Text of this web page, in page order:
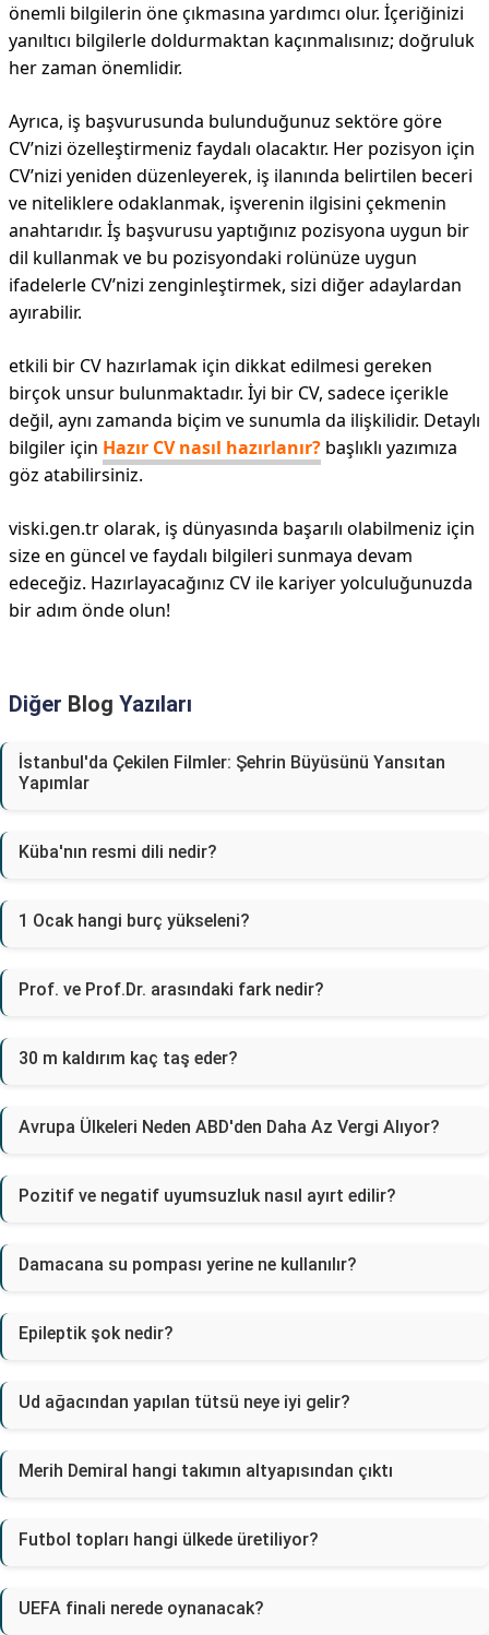
önemli bilgilerin öne çıkmasına yardımcı olur. İçeriğinizi
yanıltıcı bilgilerle doldurmaktan kaçınmalısınız; doğruluk
her zaman önemlidir.
Ayrıca, iş başvurusunda bulunduğunuz sektöre göre
CV’nizi özelleştirmeniz faydalı olacaktır. Her pozisyon için
CV’nizi yeniden düzenleyerek, iş ilanında belirtilen beceri
ve niteliklere odaklanmak, işverenin ilgisini çekmenin
anahtarıdır. İş başvurusu yaptığınız pozisyona uygun bir
dil kullanmak ve bu pozisyondaki rolünüze uygun
ifadelerle CV’nizi zenginleştirmek, sizi diğer adaylardan
ayırabilir.
etkili bir CV hazırlamak için dikkat edilmesi gereken
birçok unsur bulunmaktadır. İyi bir CV, sadece içerikle
değil, aynı zamanda biçim ve sunumla da ilişkilidir. Detaylı
bilgiler için Hazır CV nasıl hazırlanır? başlıklı yazımıza
göz atabilirsiniz.
viski.gen.tr olarak, iş dünyasında başarılı olabilmeniz için
size en güncel ve faydalı bilgileri sunmaya devam
edeceğiz. Hazırlayacağınız CV ile kariyer yolculuğunuzda
bir adım önde olun!
Diğer Blog Yazıları
İstanbul'da Çekilen Filmler: Şehrin Büyüsünü Yansıtan
Yapımlar
Küba'nın resmi dili nedir?
1 Ocak hangi burç yükseleni?
Prof. ve Prof.Dr. arasındaki fark nedir?
30 m kaldırım kaç taş eder?
Avrupa Ülkeleri Neden ABD'den Daha Az Vergi Alıyor?
Pozitif ve negatif uyumsuzluk nasıl ayırt edilir?
Damacana su pompası yerine ne kullanılır?
Epileptik şok nedir?
Ud ağacından yapılan tütsü neye iyi gelir?
Merih Demiral hangi takımın altyapısından çıktı
Futbol topları hangi ülkede üretiliyor?
UEFA finali nerede oynanacak?